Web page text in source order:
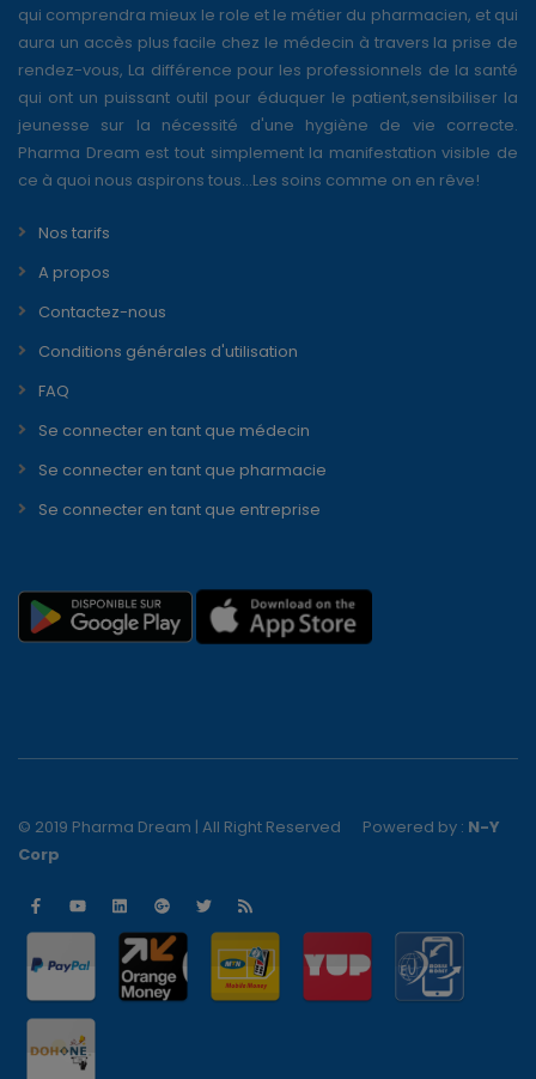
qui comprendra mieux le role et le métier du pharmacien, et qui
aura un accès plus facile chez le médecin à travers la prise de
rendez-vous, La différence pour les professionnels de la santé
qui ont un puissant outil pour éduquer le patient,sensibiliser la
jeunesse sur la nécessité d'une hygiène de vie correcte.
Pharma Dream est tout simplement la manifestation visible de
ce à quoi nous aspirons tous...Les soins comme on en rêve!
Nos tarifs
A propos
Contactez-nous
Conditions générales d'utilisation
FAQ
Se connecter en tant que médecin
Se connecter en tant que pharmacie
Se connecter en tant que entreprise
© 2019 Pharma Dream | All Right Reserved Powered by : N-Y
Corp